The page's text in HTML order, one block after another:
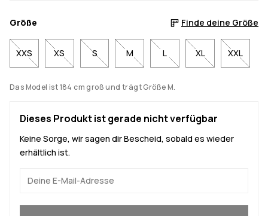
Größe Finde deine Größe
XXS XS S M L XL XXL
Das Model ist 184 cm groß und trägt Größe M.
Dieses Produkt ist gerade nicht verfügbar
Keine Sorge, wir sagen dir Bescheid, sobald es wieder
erhältlich ist.